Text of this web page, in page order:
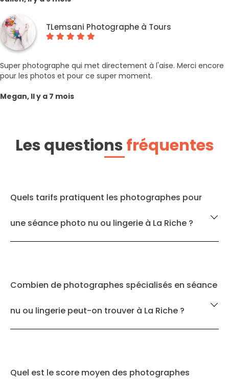
TLemsani Photographe à Tours
Super photographe qui met directement à l'aise. Merci encore
pour les photos et pour ce super moment.
Megan, Il y a 7 mois
Les questionsfréquentes
Quels tarifs pratiquent les photographes pour
une séance photo nu ou lingerie à La Riche ?
Combien de photographes spécialisés en séance
nu ou lingerie peut-on trouver à La Riche ?
Quel est le score moyen des photographes